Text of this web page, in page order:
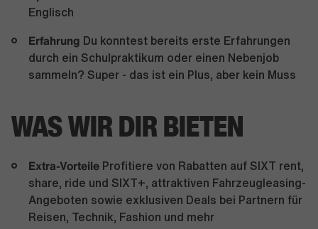
Englisch
Erfahrung Du konntest bereits erste Erfahrungen
durch ein Schulpraktikum oder einen Nebenjob
sammeln? Super - das ist ein Plus, aber kein Muss
WAS WIR DIR BIETEN
Extra-Vorteile Profitiere von Rabatten auf SIXT rent,
share, ride und SIXT+, attraktiven Fahrzeugleasing-
Angeboten sowie exklusiven Deals bei Partnern für
Reisen, Technik, Fashion und mehr